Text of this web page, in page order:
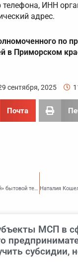
ИНН
адрес.
по
в Приморском
сентября, 2025
Почта
Крупную партию «серой» бытовой техники и детских игрушек изъяли таможенники на Дальнем Востоке
МСП в
субсидии,